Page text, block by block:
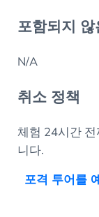
포함되지
N/A
취소 정책
체험 24시간
니다.
포격 투어를